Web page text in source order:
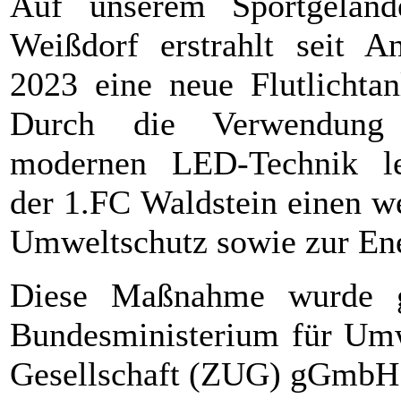
Weißdorf erstrahlt seit
2023 eine neue
Durch die
modernen LED-Technik
der 1.FC Waldstein einen
Umweltschutz sowie zur
Diese Maßnahme wurde
Bundesministerium für
Gesellschaft (ZUG)